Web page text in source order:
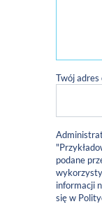
Twój adres
podane
informacji
się w